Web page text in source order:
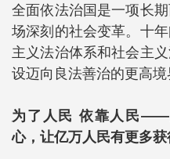
全面依法治国是一项长
场深刻的社会变革。十
主义法治体系和社会主
设迈向良法善治的更高境
为了人民 依靠人民——
心，让亿万人民有更多